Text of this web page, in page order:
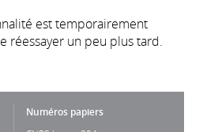
est temporairement
réessayer un peu plus tard.
Numéros papiers